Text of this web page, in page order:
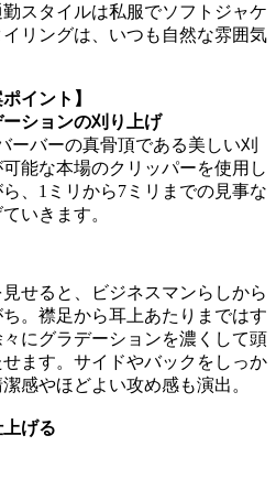
スタイルは私服でソフトジャケ
リングは、いつも自然な雰囲気
イント】
ションの刈り上げ
ーバーの真骨頂である美しい刈
能な本場のクリッパーを使用し
、1ミリから7ミリまでの見事な
いきます。
せると、ビジネスマンらしから
。襟足から耳上あたりまではす
にグラデーションを濃くして頭
ます。サイドやバックをしっか
感やほどよい攻め感も演出。
げる